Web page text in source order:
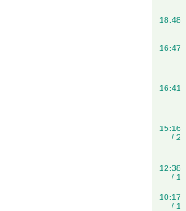
18:48
16:47
16:41
15:16
/ 2
12:38
/ 1
10:17
/ 1